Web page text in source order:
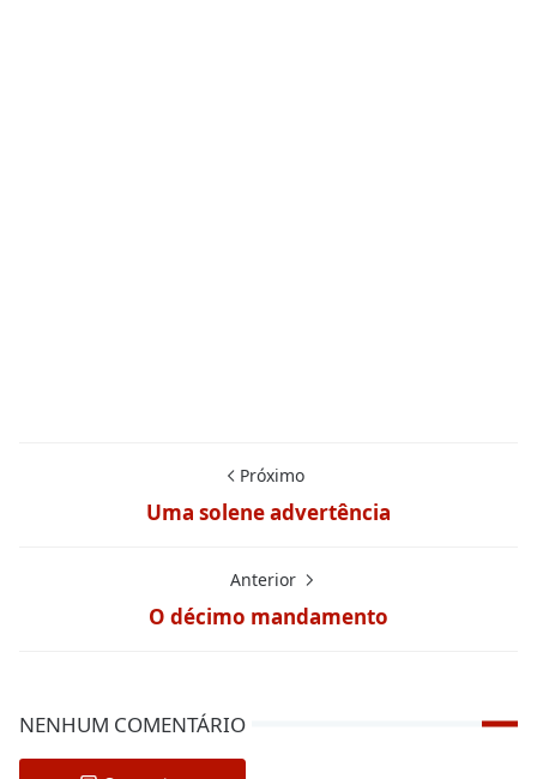
Próximo
Uma solene advertência
Anterior
O décimo mandamento
NENHUM COMENTÁRIO